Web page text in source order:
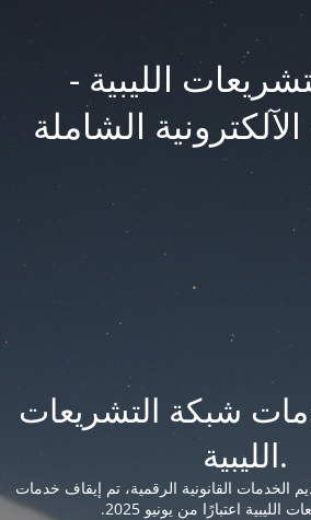
الليبية -
الشاملة
شبكة التشريعات
الليبية.
الخدمات القانونية الرقمية، تم إيقاف خدمات
الليبية اعتبارًا من يونيو 2025.